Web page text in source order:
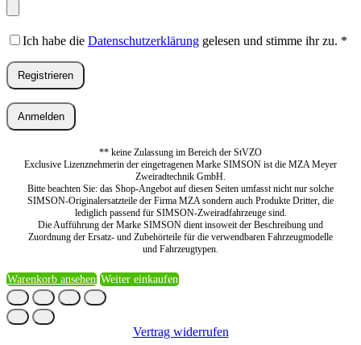
Ich habe die Datenschutzerklärung gelesen und stimme ihr zu. *
Registrieren
Anmelden
** keine Zulassung im Bereich der StVZO
Exclusive Lizenznehmerin der eingetragenen Marke SIMSON ist die MZA Meyer
Zweiradtechnik GmbH.
Bitte beachten Sie: das Shop-Angebot auf diesen Seiten umfasst nicht nur solche
SIMSON-Originalersatzteile der Firma MZA sondern auch Produkte Dritter, die
lediglich passend für SIMSON-Zweiradfahrzeuge sind.
Die Aufführung der Marke SIMSON dient insoweit der Beschreibung und
Zuordnung der Ersatz- und Zubehörteile für die verwendbaren Fahrzeugmodelle
und Fahrzeugtypen.
Warenkorb ansehen Weiter einkaufen
Vertrag widerrufen